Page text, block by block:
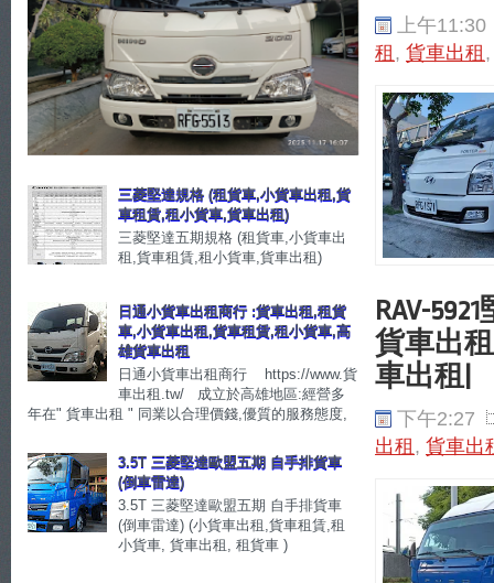
三菱堅達規格 (租貨車,小貨車出租,貨
車租賃,租小貨車,貨車出租)
三菱堅達五期規格 (租貨車,小貨車出
租,貨車租賃,租小貨車,貨車出租)
日通小貨車出租商行 :貨車出租,租貨
車,小貨車出租,貨車租賃,租小貨車,高
雄貨車出租
日通小貨車出租商行 https://www.貨
車出租.tw/ 成立於高雄地區:經營多
年在" 貨車出租 " 同業以合理價錢,優質的服務態度,
3.5T 三菱堅達歐盟五期 自手排貨車
(倒車雷達)
3.5T 三菱堅達歐盟五期 自手排貨車
(倒車雷達) (小貨車出租,貨車租賃,租
小貨車, 貨車出租, 租貨車 )
上午11:30
租, 貨車出租
RAV-
貨車出
車出租|
下午2:27
出租, 貨車出